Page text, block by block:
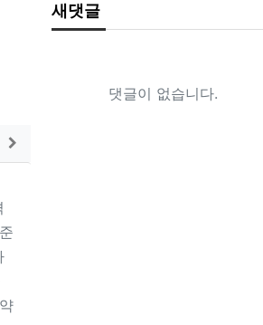
새댓글
댓글이 없습니다.